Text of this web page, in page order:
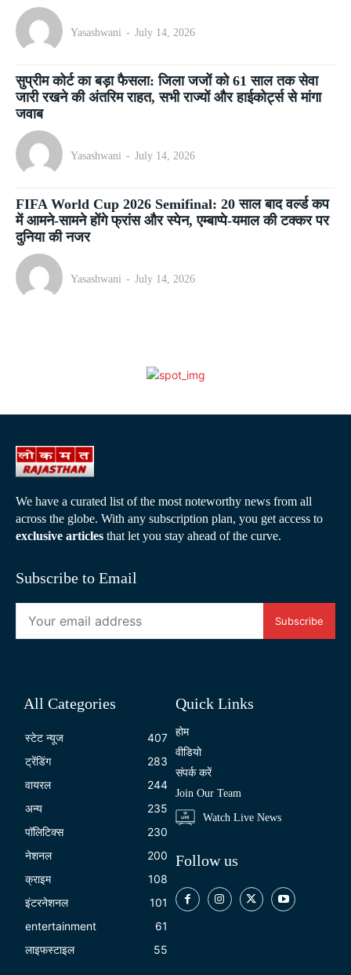
Yasashwani - July 14, 2026
सुप्रीम कोर्ट का बड़ा फैसला: जिला जजों को 61 साल तक सेवा
जारी रखने की अंतरिम राहत, सभी राज्यों और हाईकोर्ट्स से मांगा
जवाब
Yasashwani - July 14, 2026
FIFA World Cup 2026 Semifinal: 20 साल बाद वर्ल्ड कप
में आमने-सामने होंगे फ्रांस और स्पेन, एम्बाप्पे-यमाल की टक्कर पर
दुनिया की नजर
Yasashwani - July 14, 2026
We have a curated list of the most noteworthy news from all
across the globe. With any subscription plan, you get access to
exclusive articles that let you stay ahead of the curve.
Subscribe to Email
Subscribe
All Categories
स्टेट न्यूज
407
ट्रेंडिंग
283
वायरल
244
अन्य
235
पॉलिटिक्स
230
नेशनल
200
क्राइम
108
इंटरनेशनल
101
entertainment
61
लाइफस्टाइल
55
Quick Links
होम
वीडियो
संपर्क करें
Join Our Team
Watch Live News
Follow us